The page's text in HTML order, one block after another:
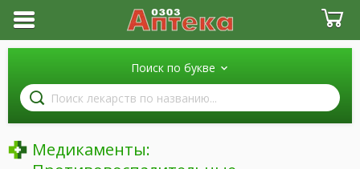
Поиск по букве
Поиск
лекарств
по
Медикаменты: